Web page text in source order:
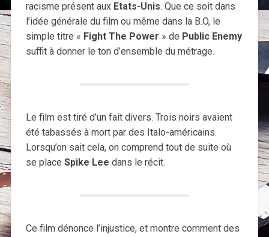
racisme présent aux Etats-Unis. Que ce soit dans
l’idée générale du film ou même dans la B.O, le
simple titre « Fight The Power » de Public Enemy
suffit à donner le ton d’ensemble du métrage.
Le film est tiré d’un fait divers. Trois noirs avaient
été tabassés à mort par des Italo-américains.
Lorsqu’on sait cela, on comprend tout de suite où
se place Spike Lee dans le récit.
Ce film dénonce l’injustice, et montre comment des